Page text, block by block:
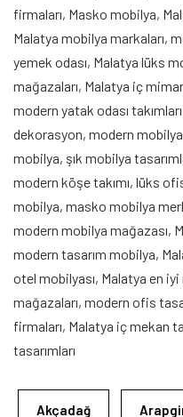
firmaları, Masko mobilya,
Malatya mobilya markaları,
yemek odası, Malatya lüks
mağazaları, Malatya iç
modern yatak odası
dekorasyon, modern mobilya
mobilya, şık mobilya
modern köşe takımı, lüks
mobilya, masko mobilya
modern mobilya mağazası,
modern tasarım mobilya,
otel mobilyası, Malatya en
mağazaları, modern ofis
firmaları, Malatya iç mekan
tasarımları
Akçadağ